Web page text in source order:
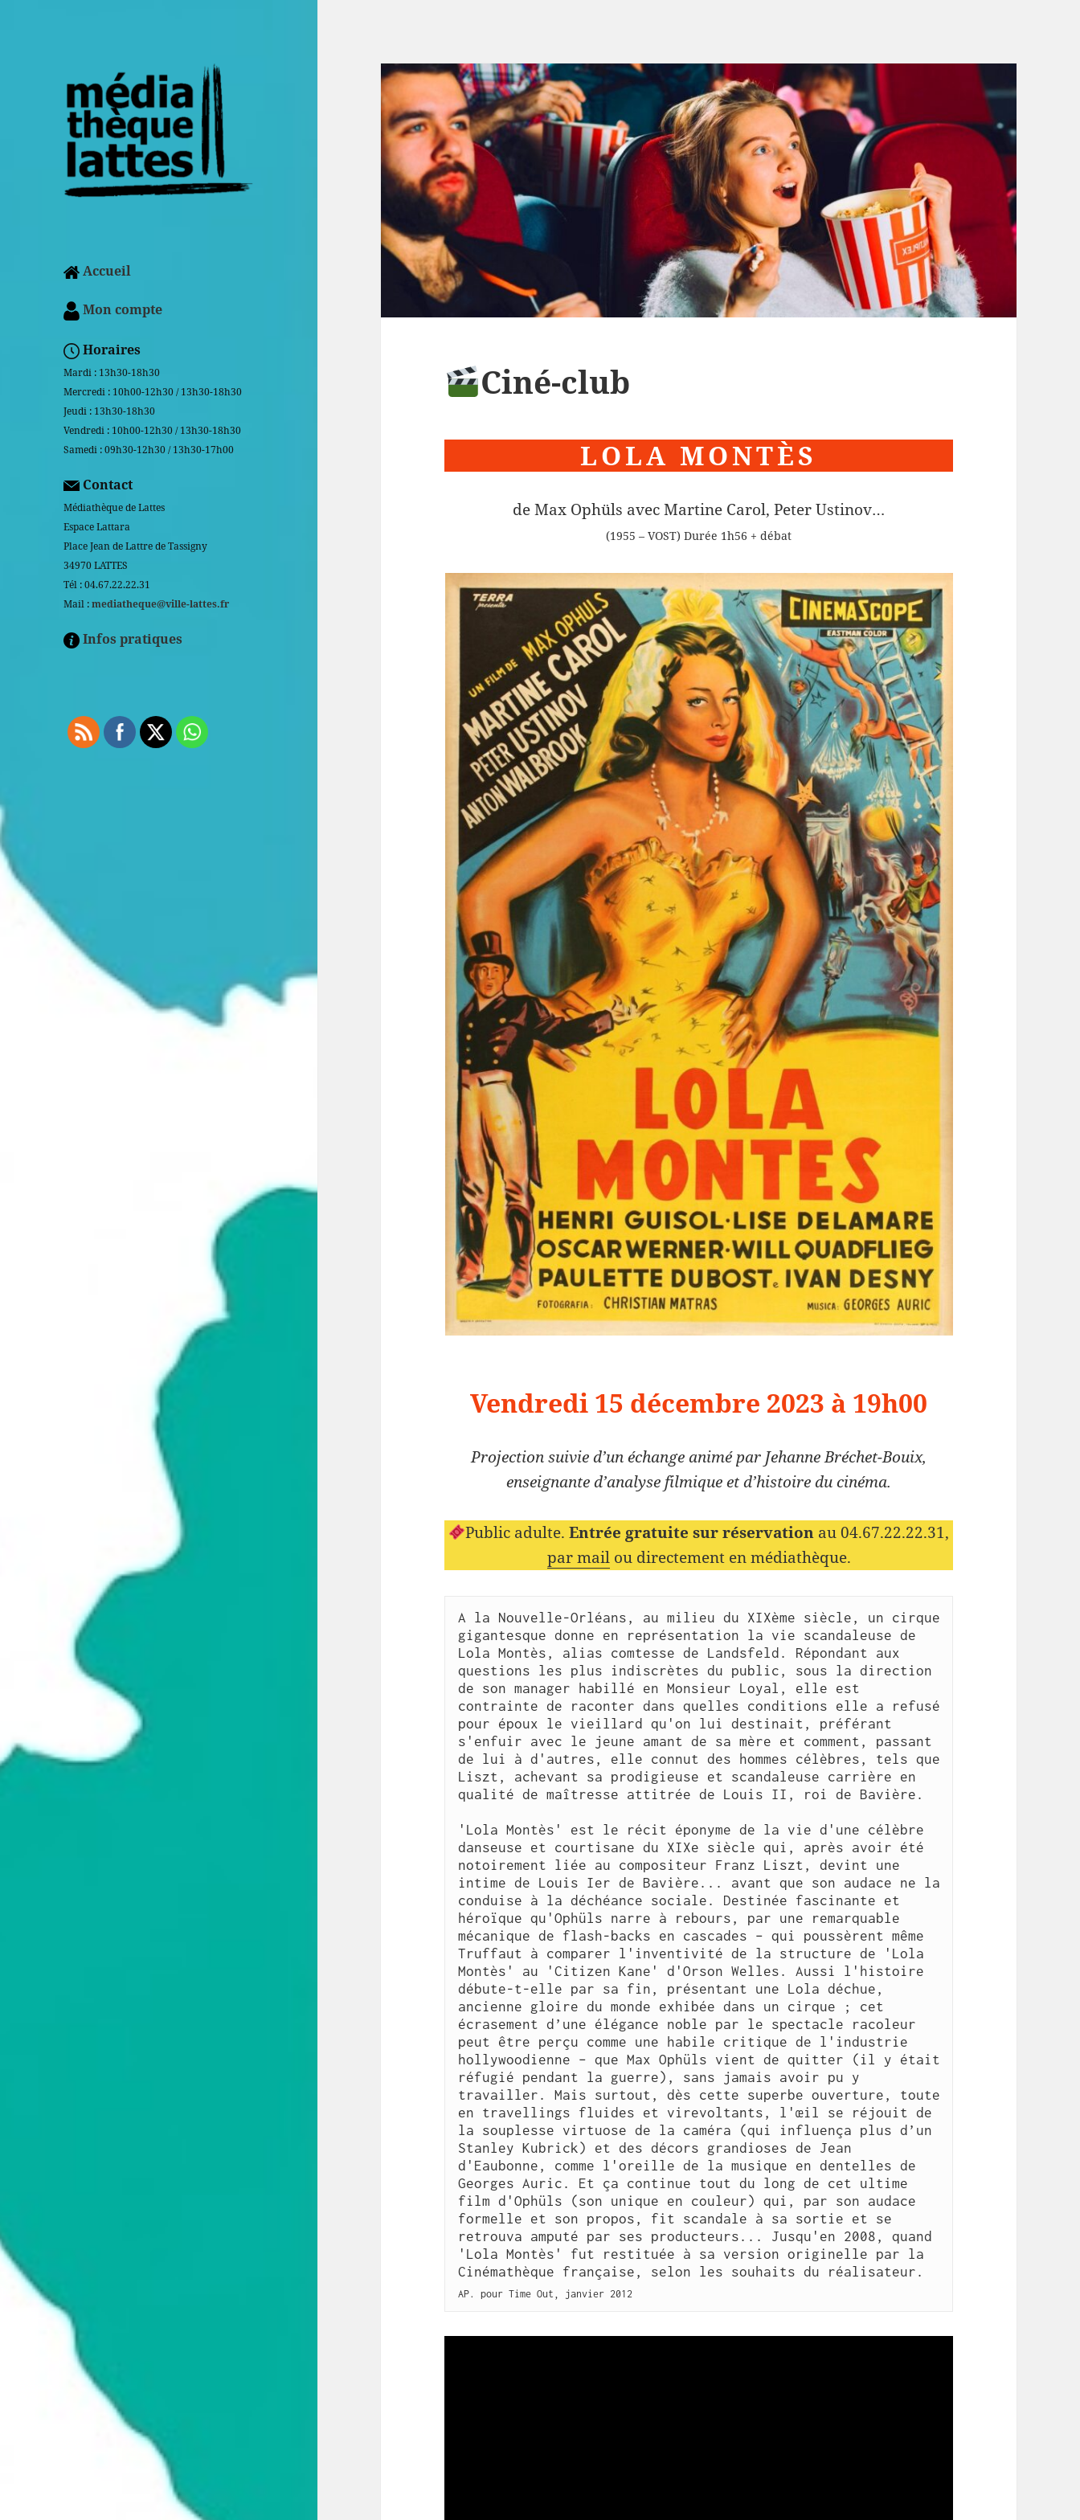
Accueil
Mon compte
Horaires
Mardi : 13h30-18h30
Mercredi : 10h00-12h30 / 13h30-18h30
Jeudi : 13h30-18h30
Vendredi : 10h00-12h30 / 13h30-18h30
Samedi : 09h30-12h30 / 13h30-17h00
Contact
Médiathèque de Lattes
Espace Lattara
Place Jean de Lattre de Tassigny
34970 LATTES
Tél : 04.67.22.22.31
Mail :mediatheque@ville-lattes.fr
Infos pratiques
Ciné-club
LOLA MONTÈS
de Max Ophüls avec Martine Carol, Peter Ustinov…
(1955 – VOST) Durée 1h56 + débat
Vendredi 15 décembre 2023 à 19h00
Projection suivie d’un échange animé par Jehanne Bréchet-Bouix,
enseignante d’analyse filmique et d’histoire du cinéma.
Public adulte.Entrée gratuite sur réservation au 04.67.22.22.31,
par mailou directement en médiathèque.
A la Nouvelle-Orléans, au milieu du XIXème siècle, un cirque
gigantesque donne en représentation la vie scandaleuse de
Lola Montès, alias comtesse de Landsfeld. Répondant aux
questions les plus indiscrètes du public, sous la direction
de son manager habillé en Monsieur Loyal, elle est
contrainte de raconter dans quelles conditions elle a refusé
pour époux le vieillard qu'on lui destinait, préférant
s'enfuir avec le jeune amant de sa mère et comment, passant
de lui à d'autres, elle connut des hommes célèbres, tels que
Liszt, achevant sa prodigieuse et scandaleuse carrière en
qualité de maîtresse attitrée de Louis II, roi de Bavière.
'Lola Montès' est le récit éponyme de la vie d'une célèbre
danseuse et courtisane du XIXe siècle qui, après avoir été
notoirement liée au compositeur Franz Liszt, devint une
intime de Louis Ier de Bavière... avant que son audace ne la
conduise à la déchéance sociale. Destinée fascinante et
héroïque qu'Ophüls narre à rebours, par une remarquable
mécanique de flash-backs en cascades – qui poussèrent même
Truffaut à comparer l'inventivité de la structure de 'Lola
Montès' au 'Citizen Kane' d'Orson Welles. Aussi l'histoire
débute-t-elle par sa fin, présentant une Lola déchue,
ancienne gloire du monde exhibée dans un cirque ; cet
écrasement d’une élégance noble par le spectacle racoleur
peut être perçu comme une habile critique de l'industrie
hollywoodienne – que Max Ophüls vient de quitter (il y était
réfugié pendant la guerre), sans jamais avoir pu y
travailler. Mais surtout, dès cette superbe ouverture, toute
en travellings fluides et virevoltants, l'œil se réjouit de
la souplesse virtuose de la caméra (qui influença plus d’un
Stanley Kubrick) et des décors grandioses de Jean
d'Eaubonne, comme l'oreille de la musique en dentelles de
Georges Auric. Et ça continue tout du long de cet ultime
film d'Ophüls (son unique en couleur) qui, par son audace
formelle et son propos, fit scandale à sa sortie et se
retrouva amputé par ses producteurs... Jusqu'en 2008, quand
'Lola Montès' fut restituée à sa version originelle par la
AP. pour Time Out, janvier 2012